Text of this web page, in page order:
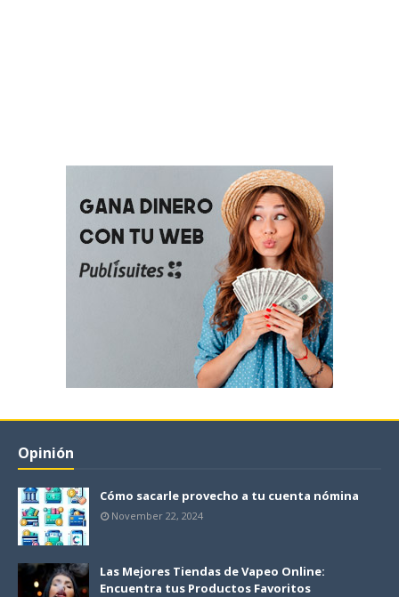
Opinión
Cómo sacarle provecho a tu cuenta nómina
November 22, 2024
Las Mejores Tiendas de Vapeo Online:
Encuentra tus Productos Favoritos